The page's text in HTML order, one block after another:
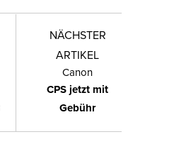
NÄCHSTER
ARTIKEL
Canon
CPS jetzt mit
Gebühr